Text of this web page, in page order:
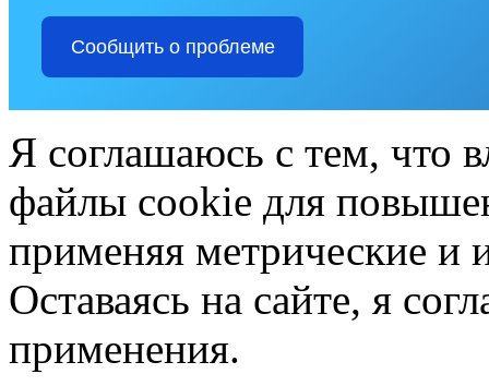
Сообщить о проблеме
Я соглашаюсь с тем, что
файлы cookie для
применяя метрические и
Оставаясь на сайте, я
применения.